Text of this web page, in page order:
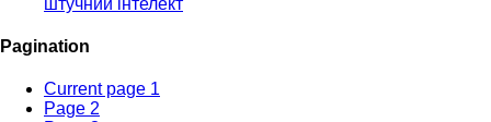
Pagination
Current page 1
Page 2